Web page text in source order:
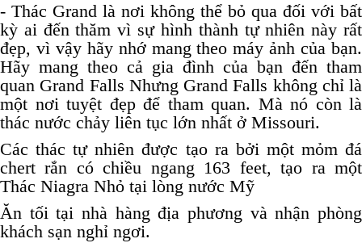
- Thác Grand là nơi không thể bỏ qua đối với bất
kỳ ai đến thăm vì sự hình thành tự nhiên này rất
đẹp, vì vậy hãy nhớ mang theo máy ảnh của bạn.
Hãy mang theo cả gia đình của bạn đến tham
quan Grand Falls Nhưng Grand Falls không chỉ là
một nơi tuyệt đẹp để tham quan. Mà nó còn là
thác nước chảy liên tục lớn nhất ở Missouri.
Các thác tự nhiên được tạo ra bởi một mỏm đá
chert rắn có chiều ngang 163 feet, tạo ra một
Thác Niagra Nhỏ tại lòng nước Mỹ
Ăn tối tại nhà hàng địa phương và nhận phòng
khách sạn nghỉ ngơi.